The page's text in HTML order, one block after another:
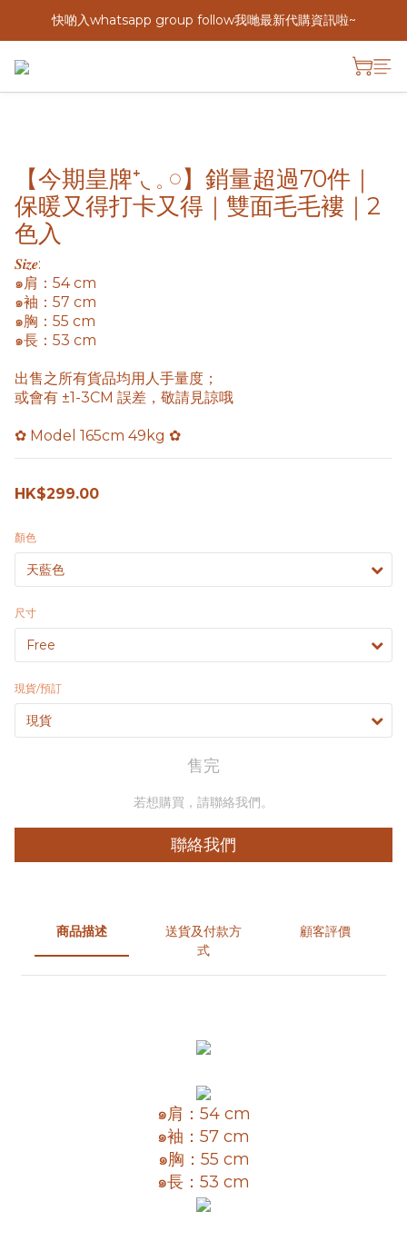
快啲入whatsapp group follow我哋最新代購資訊啦~
【今期皇牌⁺◟ 𓈒 𓏸】銷量超過70件｜
保暖又得打卡又得｜雙面毛毛褸｜2
色入
𝑺𝒊𝒛𝒆:
๑肩：54 cm
๑袖：57 cm
๑胸：55 cm
๑長：53 cm
出售之所有貨品均用人手量度；
或會有 ±1-3CM 誤差，敬請見諒哦
✿ Model 165cm 49kg ✿
HK$299.00
顏色
尺寸
現貨/預訂
售完
若想購買，請聯絡我們。
聯絡我們
商品描述
送貨及付款方
式
顧客評價
๑肩：54 cm
๑袖：57 cm
๑胸：55 cm
๑長：53 cm